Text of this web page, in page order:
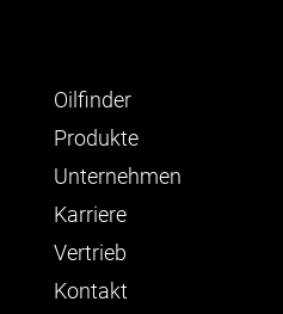
Oilfinder
Produkte
Unternehmen
Karriere
Vertrieb
Kontakt